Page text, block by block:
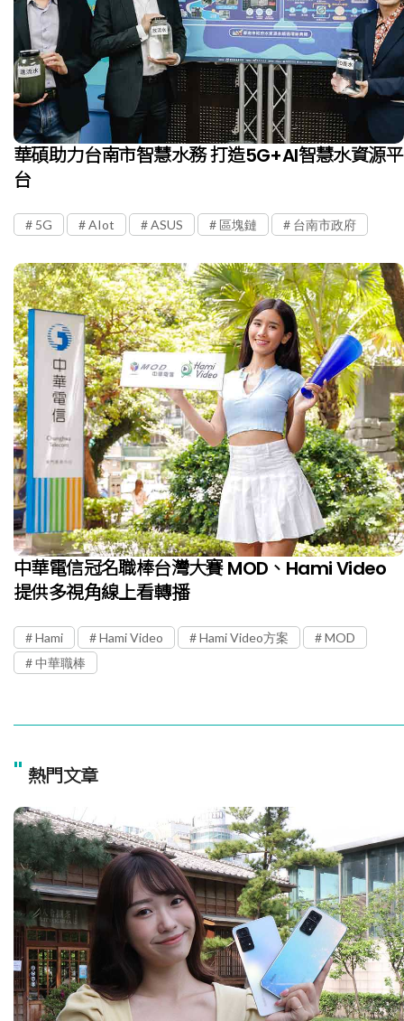
華碩助力台南市智慧水務 打造5G+AI智慧水資源平
台
5G AIot ASUS 區塊鏈 台南市政府
中華電信冠名職棒台灣大賽 MOD、Hami Video
提供多視角線上看轉播
Hami Hami Video Hami Video方案
MOD
中華職棒
" 熱門文章